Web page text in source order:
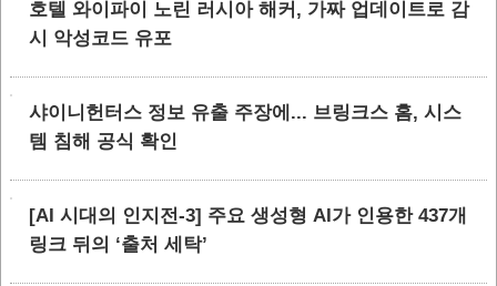
호텔 와이파이 노린 러시아 해커, 가짜 업데이트로 감
시 악성코드 유포
샤이니헌터스 정보 유출 주장에... 브링크스 홈, 시스
템 침해 공식 확인
[AI 시대의 인지전-3] 주요 생성형 AI가 인용한 437개
링크 뒤의 ‘출처 세탁’